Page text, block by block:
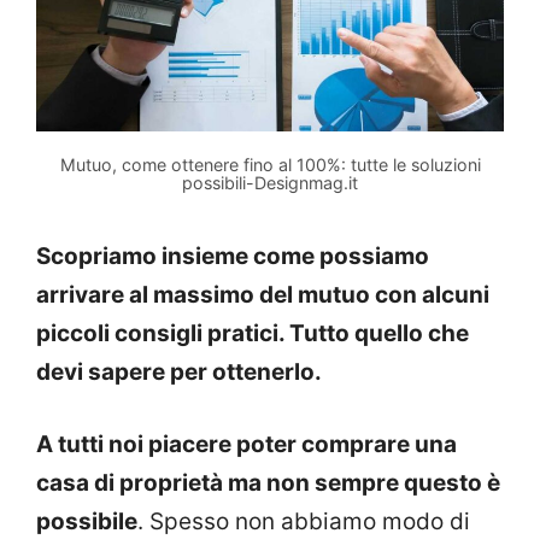
Mutuo, come ottenere fino al 100%: tutte le soluzioni
possibili-Designmag.it
Scopriamo insieme come possiamo
arrivare al massimo del mutuo con alcuni
piccoli consigli pratici. Tutto quello che
devi sapere per ottenerlo.
A tutti noi piacere poter comprare una
casa di proprietà ma non sempre questo è
possibile. Spesso non abbiamo modo di